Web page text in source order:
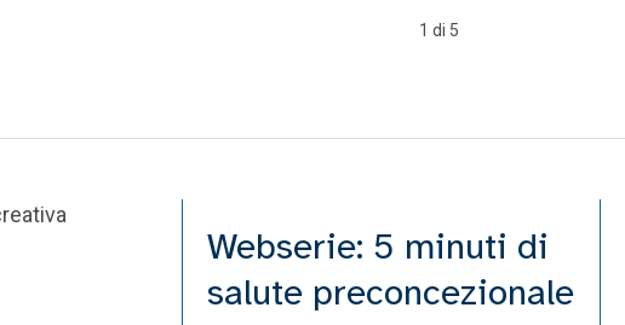
2 di 5
Webserie: 5 minuti di
salute preconcezionale